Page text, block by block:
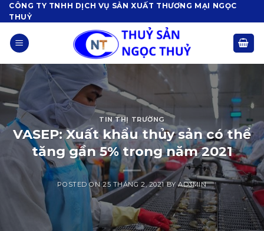
Skip
to
content
CÔNG TY TNHH DỊCH VỤ SẢN XUẤT THƯƠNG MẠI NGỌC
THUỶ
TIN THỊ TRƯỜNG
VASEP: Xuất khẩu thủy sản có thể
tăng gần 5% trong năm 2021
POSTED ON25 THÁNG 2, 2021BYAD3MIN